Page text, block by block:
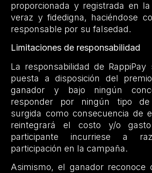
proporcionada y registrada en la
veraz y fidedigna, haciéndose
responsable por su falsedad.
Limitaciones de responsabilidad
La responsabilidad de
puesta a disposición del
ganador y bajo ningún
responder por ningún tipo de
surgida como consecuencia de
reintegrará el costo y/o
participante incurriese a
participación en la campaña.
Asimismo, el ganador reconoce